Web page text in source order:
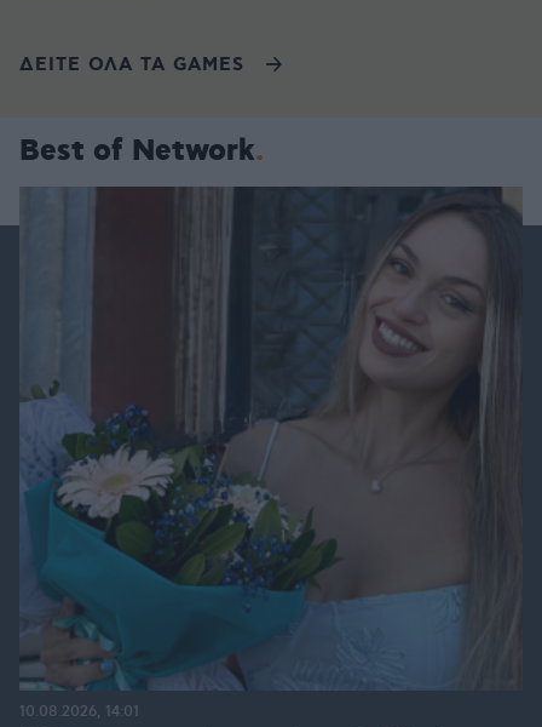
ΔΕΙΤΕ ΟΛΑ ΤΑ GAMES
Best of Network
10.08.2026, 14:01